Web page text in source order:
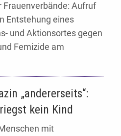
Aufruf
Entstehung eines
und Aktionsortes gegen
Femizide am
„andererseits“:
kein Kind
mit